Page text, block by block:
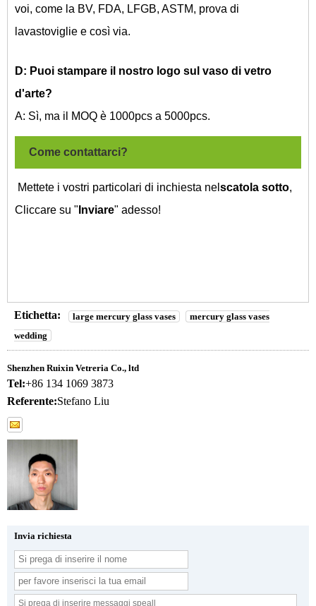
voi, come la BV, FDA, LFGB, ASTM, prova di
lavastoviglie e così via.
D: Puoi stampare il nostro logo sul vaso di vetro
d'arte?
A: Sì, ma il MOQ è 1000pcs a 5000pcs.
Come contattarci?
Mettete i vostri particolari di inchiesta nel scatola sotto,
Cliccare su " Inviare" adesso!
Etichetta: large mercury glass vases
mercury glass vases
wedding
Shenzhen Ruixin Vetreria Co., ltd
Tel:+86 134 1069 3873
Referente:Stefano Liu
Invia richiesta